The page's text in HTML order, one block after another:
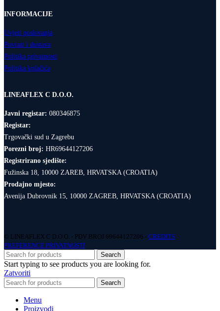
INFORMACIJE
Uvjeti poslovanja
Povrati i dostava
Politika privatnosti
Politika kolačića
LINEAFLEX C D.O.O.
Javni registar: 080346875
Registar:
Trgovački sud u Zagrebu
Porezni broj: HR69644127206
Registrirano sjedište:
Fužinska 18, 10000 ZAREB, HRVATSKA (CROATIA)
Prodajno mjesto:
Avenija Dubrovnik 15, 10000 ZAGREB, HRVATSKA (CROATIA)
© LINEAFLEX C D.O.O. - PDV BROJ 69644127206 - CREDITS
PREFERENCE PRIVATNOSTI
Search
Start typing to see products you are looking for.
Zatvoriti
Search
Menu
Proizvodi